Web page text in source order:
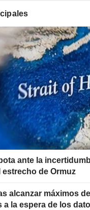
ante la
estrecho de Ormuz
alcanzar máximos de
a la espera de los